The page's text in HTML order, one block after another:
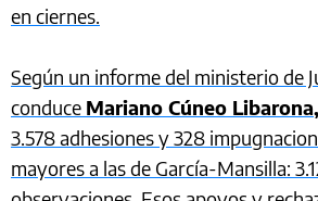
en ciernes.
Según un informe del ministerio de
conduce Mariano Cúneo Libarona,
3.578 adhesiones y 328
mayores a las de García-Mansilla: